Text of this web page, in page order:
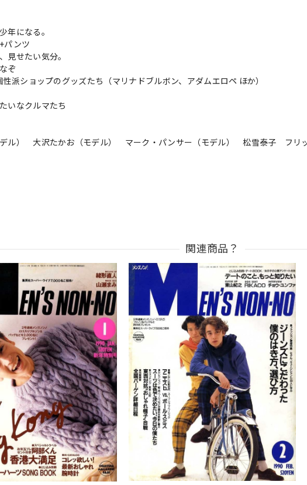
年になる。
パンツ
見せたい気分。
ぞ
性派ショップのグッズたち（マリナドブルボン、アダムエロペ ほか）
いなクルマたち
デル） 大沢たかお（モデル） マーク・パンサー（モデル） 松雪泰子 フリ
関連商品？